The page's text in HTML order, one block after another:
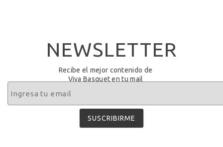
NEWSLETTER
Recibe el mejor contenido de
Viva Basquet en tu mail